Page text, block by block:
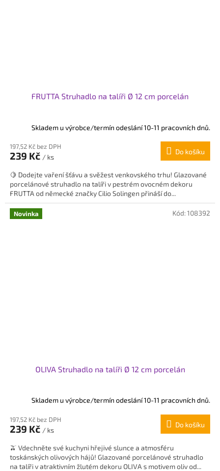
FRUTTA Struhadlo na talíři Ø 12 cm porcelán
Skladem u výrobce/termín odeslání 10-11 pracovních dnů.
197,52 Kč bez DPH
239 Kč / ks
Do košíku
🍋 Dodejte vaření šťávu a svěžest venkovského trhu! Glazované
porcelánové struhadlo na talíři v pestrém ovocném dekoru
FRUTTA od německé značky Cilio Solingen přináší do...
Novinka
OLIVA Struhadlo na talíři Ø 12 cm porcelán
Skladem u výrobce/termín odeslání 10-11 pracovních dnů.
197,52 Kč bez DPH
239 Kč / ks
Do košíku
🫒 Vdechněte své kuchyni hřejivé slunce a atmosféru
toskánských olivových hájů! Glazované porcelánové struhadlo
na talíři v atraktivním žlutém dekoru OLIVA s motivem oliv od...
Kód:108392